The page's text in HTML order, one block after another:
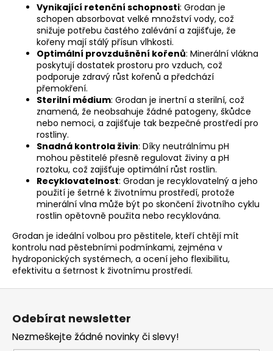
Vynikající retenční schopnosti: Grodan je
schopen absorbovat velké množství vody, což
snižuje potřebu častého zalévání a zajišťuje, že
kořeny mají stálý přísun vlhkosti.
Optimální provzdušnění kořenů: Minerální vlákna
poskytují dostatek prostoru pro vzduch, což
podporuje zdravý růst kořenů a předchází
přemokření.
Sterilní médium: Grodan je inertní a sterilní, což
znamená, že neobsahuje žádné patogeny, škůdce
nebo nemoci, a zajišťuje tak bezpečné prostředí pro
rostliny.
Snadná kontrola živin: Díky neutrálnímu pH
mohou pěstitelé přesně regulovat živiny a pH
roztoku, což zajišťuje optimální růst rostlin.
Recyklovatelnost: Grodan je recyklovatelný a jeho
použití je šetrné k životnímu prostředí, protože
minerální vlna může být po skončení životního cyklu
rostlin opětovně použita nebo recyklována.
Grodan je ideální volbou pro pěstitele, kteří chtějí mít
kontrolu nad pěstebními podmínkami, zejména v
hydroponických systémech, a ocení jeho flexibilitu,
efektivitu a šetrnost k životnímu prostředí.
Z
Odebírat newsletter
Nezmeškejte žádné novinky či slevy!